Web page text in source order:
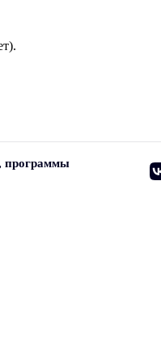
программы